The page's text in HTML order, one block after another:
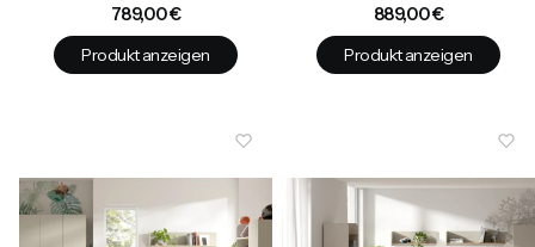
Preis
789,00 €
Produkt anzeigen
Preis
889,00 €
Produkt anzeigen